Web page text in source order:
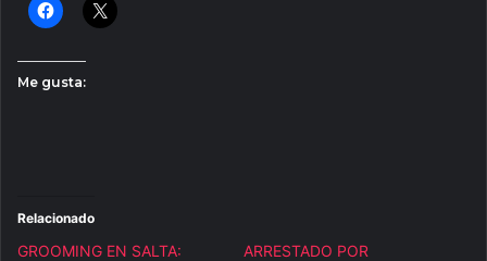
Me gusta:
Relacionado
GROOMING EN SALTA:
ARRESTADO POR